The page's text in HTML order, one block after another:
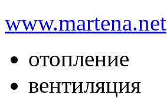
www.martena.net
отопление
вентиляция